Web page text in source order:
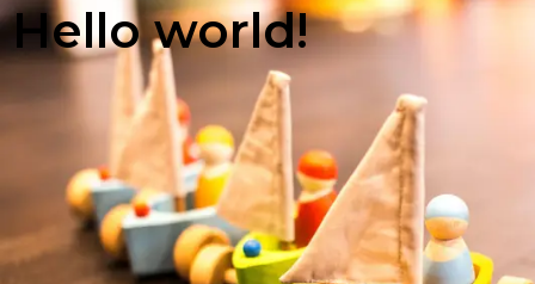
Hello world!